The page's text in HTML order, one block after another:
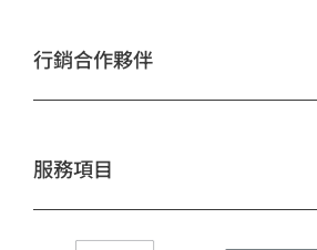
k
a
行銷合作夥伴
服務項目